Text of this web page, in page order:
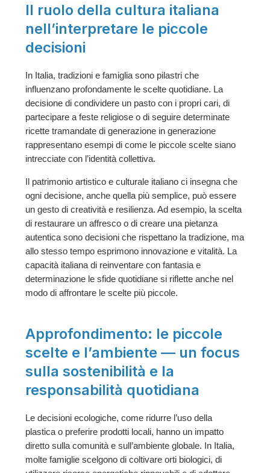
Il ruolo della cultura italiana
nell’interpretare le piccole
decisioni
In Italia, tradizioni e famiglia sono pilastri che
influenzano profondamente le scelte quotidiane. La
decisione di condividere un pasto con i propri cari, di
partecipare a feste religiose o di seguire determinate
ricette tramandate di generazione in generazione
rappresentano esempi di come le piccole scelte siano
intrecciate con l’identità collettiva.
Il patrimonio artistico e culturale italiano ci insegna che
ogni decisione, anche quella più semplice, può essere
un gesto di creatività e resilienza. Ad esempio, la scelta
di restaurare un affresco o di creare una pietanza
autentica sono decisioni che rispettano la tradizione, ma
allo stesso tempo esprimono innovazione e vitalità. La
capacità italiana di reinventare con fantasia e
determinazione le sfide quotidiane si riflette anche nel
modo di affrontare le scelte più piccole.
Approfondimento: le piccole
scelte e l’ambiente — un focus
sulla sostenibilità e la
responsabilità quotidiana
Le decisioni ecologiche, come ridurre l’uso della
plastica o preferire prodotti locali, hanno un impatto
diretto sulla comunità e sull’ambiente globale. In Italia,
molte famiglie scelgono di coltivare orti biologici, di